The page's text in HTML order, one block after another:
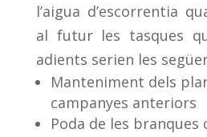
l’aigua d’escorrentia
al futur les tasques
adients serien les
Manteniment dels
campanyes anteriors
Poda de les branques